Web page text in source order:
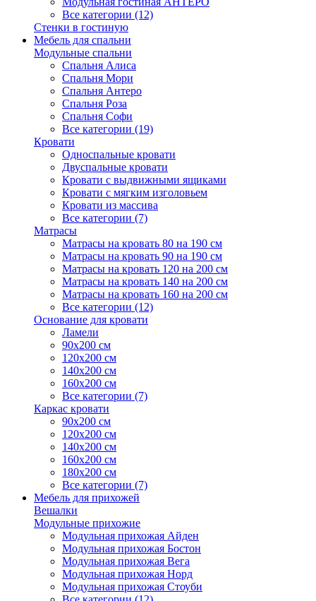
Все категории (12)
Стенки в гостиную
Мебель для спальни
Модульные спальни
Спальня Алиса
Спальня Мори
Спальня Антеро
Спальня Роза
Спальня Софи
Все категории (19)
Кровати
Односпальные кровати
Двуспальные кровати
Кровати с выдвижными ящиками
Кровати с мягким изголовьем
Кровати из массива
Все категории (7)
Матрасы
Матрасы на кровать 80 на 190 см
Матрасы на кровать 90 на 190 см
Матрасы на кровать 120 на 200 см
Матрасы на кровать 140 на 200 см
Матрасы на кровать 160 на 200 см
Все категории (12)
Основание для кровати
Ламели
90х200 см
120х200 см
140х200 см
160х200 см
Все категории (7)
Каркас кровати
90х200 см
120х200 см
140х200 см
160х200 см
180х200 см
Все категории (7)
Мебель для прихожей
Вешалки
Модульные прихожие
Модульная прихожая Айден
Модульная прихожая Бостон
Модульная прихожая Вега
Модульная прихожая Норд
Модульная прихожая Стоуби